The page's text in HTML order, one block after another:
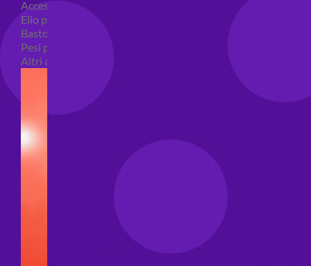
Accessori e Attrezzatura palloncini
Elio per palloncini
Bastoncini per palloncini
Pesi per palloncini
Altri accessori palloncini